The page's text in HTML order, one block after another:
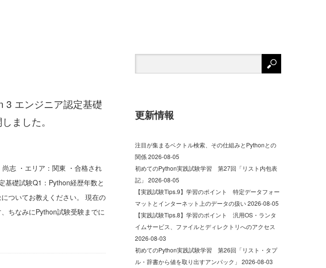
エンジニア認定基礎
ました。
志 ・エリア：関東 ・合格され
基礎試験Q1：Python経歴年数と
ついてお教えください。 現在の
ちなみにPython試験受験までに
更新情報
注目が集まるベクトル検索、その仕組みとPythonとの
関係2026-08-05
初めてのPython実践試験学習 第27回「リスト内包表
記」 2026-08-05
【実践試験Tips.9】学習のポイント 特定データフォー
マットとインターネット上のデータの扱い2026-08-05
【実践試験Tips.8】学習のポイント 汎用OS・ランタ
イムサービス、ファイルとディレクトリへのアクセス
2026-08-03
初めてのPython実践試験学習 第26回「リスト・タプ
ル・辞書から値を取り出すアンパック」 2026-08-03